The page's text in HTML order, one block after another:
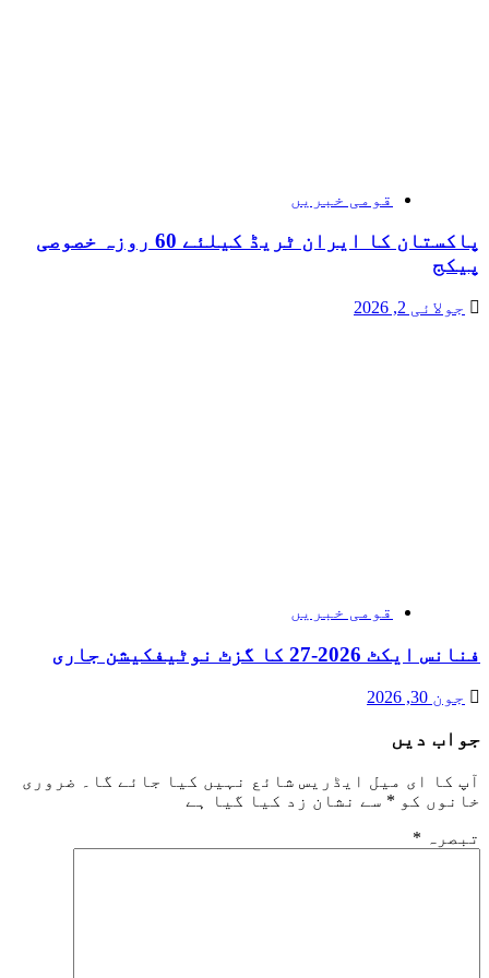
قومی خبریں
پاکستان کا ایران ٹریڈ کیلئے 60 روزہ خصوصی
پیکج
جولائی 2, 2026
قومی خبریں
فنانس ایکٹ 2026-27 کا گزٹ نوٹیفکیشن جاری
جون 30, 2026
جواب دیں
آپ کا ای میل ایڈریس شائع نہیں کیا جائے گا۔
ضروری
خانوں کو * سے نشان زد کیا گیا ہے
تبصرہ *